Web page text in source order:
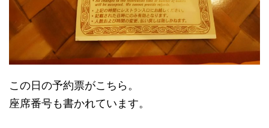
この日の予約票がこちら。
座席番号も書かれています。